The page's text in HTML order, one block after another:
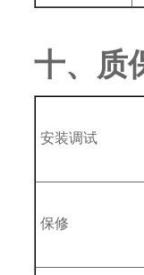
十、质
安装调试
保修